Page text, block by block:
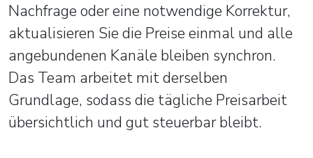
Nachfrage oder eine notwendige Korrektur,
aktualisieren Sie die Preise einmal und alle
angebundenen Kanäle bleiben synchron.
Das Team arbeitet mit derselben
Grundlage, sodass die tägliche Preisarbeit
übersichtlich und gut steuerbar bleibt.